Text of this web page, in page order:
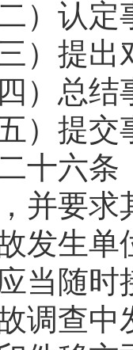
认定
提出
总结
提交
六条
并要
生单位
当随
查中发